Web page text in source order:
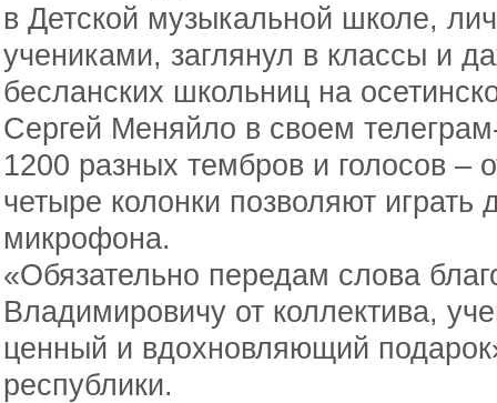
в Детской музыкальной школе,
учениками, заглянул в классы и
бесланских школьниц на
Сергей Меняйло в своем
1200 разных тембров и голосов –
четыре колонки позволяют
микрофона.
«Обязательно передам слова
Владимировичу от коллектива,
ценный и вдохновляющий
республики.